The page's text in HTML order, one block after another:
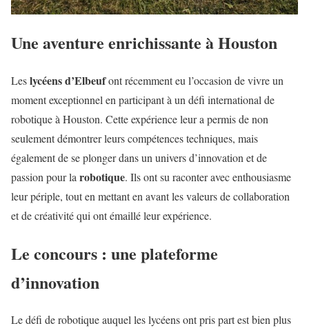
Une aventure enrichissante à Houston
Leslycéens d’Elbeufont récemment eu l’occasion de vivre un
moment exceptionnel en participant à un défi international de
robotique à Houston. Cette expérience leur a permis de non
seulement démontrer leurs compétences techniques, mais
également de se plonger dans un univers d’innovation et de
passion pour la robotique. Ils ont su raconter avec enthousiasme
leur périple, tout en mettant en avant les valeurs de collaboration
et de créativité qui ont émaillé leur expérience.
Le concours : une plateforme
d’innovation
Le défi de robotique auquel les lycéens ont pris part est bien plus